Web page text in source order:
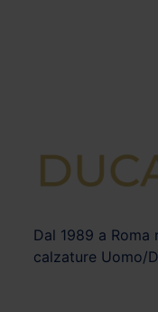
Dal 1989 a Roma
calzature Uomo/